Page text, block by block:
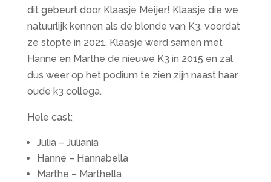
dit gebeurt door Klaasje Meijer! Klaasje die we
natuurlijk kennen als de blonde van K3, voordat
ze stopte in 2021. Klaasje werd samen met
Hanne en Marthe de nieuwe K3 in 2015 en zal
dus weer op het podium te zien zijn naast haar
oude k3 collega.
Hele cast:
Julia – Juliania
Hanne – Hannabella
Marthe – Marthella